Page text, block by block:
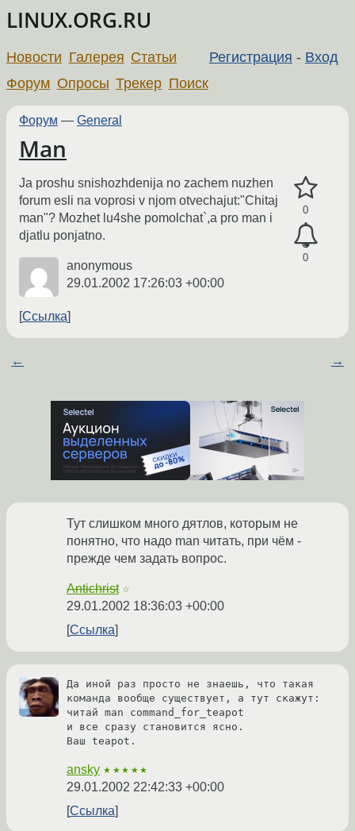
LINUX.ORG.RU
Регистрация - Вход
Новости Галерея Статьи
Форум Опросы Трекер Поиск
Форум — General
Man
0
0
Ja proshu snishozhdenija no zachem nuzhen
forum esli na voprosi v njom otvechajut:"Chitaj
man"? Mozhet lu4she pomolchat`,a pro man i
djatlu ponjatno.
anonymous
29.01.2002 17:26:03 +00:00
Ссылка
← →
Тут слишком много дятлов, которым не
понятно, что надо man читать, при чём -
прежде чем задать вопрос.
Antichrist ☆
29.01.2002 18:36:03 +00:00
Ссылка
Да иной раз просто не знаешь, что такая
команда вообще существует, а тут скажут:
читай man command_for_teapot
и все сразу становится ясно.
Ваш teapot.
ansky ★★★★★
29.01.2002 22:42:33 +00:00
Ссылка